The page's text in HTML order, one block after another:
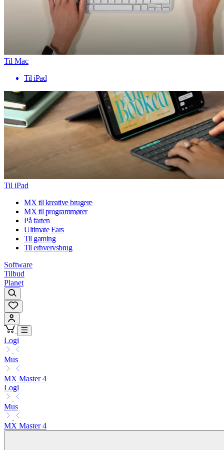
Til Mac
Til iPad
Til iPad
MX til kreative brugere
MX til programmører
På farten
Ultimate Ears
Til gaming
Til erhvervsbrug
Software
Tilbud
Planet
Logi
Mus
MX Master 4
Logi
Mus
MX Master 4